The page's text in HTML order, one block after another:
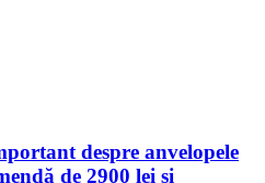
despre anvelopele
de 2900 lei și